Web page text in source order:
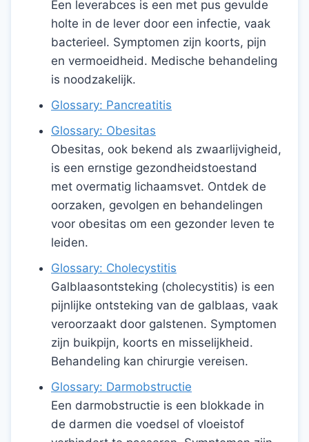
Een leverabces is een met pus gevulde
holte in de lever door een infectie, vaak
bacterieel. Symptomen zijn koorts, pijn
en vermoeidheid. Medische behandeling
is noodzakelijk.
Glossary: Pancreatitis
Glossary: Obesitas
Obesitas, ook bekend als zwaarlijvigheid,
is een ernstige gezondheidstoestand
met overmatig lichaamsvet. Ontdek de
oorzaken, gevolgen en behandelingen
voor obesitas om een gezonder leven te
leiden.
Glossary: Cholecystitis
Galblaasontsteking (cholecystitis) is een
pijnlijke ontsteking van de galblaas, vaak
veroorzaakt door galstenen. Symptomen
zijn buikpijn, koorts en misselijkheid.
Behandeling kan chirurgie vereisen.
Glossary: Darmobstructie
Een darmobstructie is een blokkade in
de darmen die voedsel of vloeistof